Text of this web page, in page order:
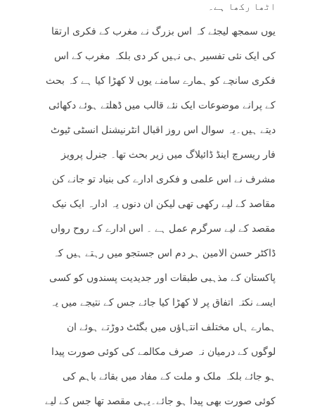
اٹھا رکھا ہے۔
یوں سمجھ لیجئے کہ اس بزرگ نے مغرب کے فکری ارتقا
کی ایک نئی تفسیر ہی نہیں کر دی بلکہ مغرب کے اس
فکری سانچے کو ہمارے سامنے یوں لا کھڑا کیا ہے کہ بحث
کے پرانے موضوعات ایک نئے قالب میں ڈھلتے ہوئے دکھائی
دیتے ہیں۔یہ سوال اس روز اقبال انٹرنیشنل انسٹی ٹیوٹ
فار ریسرچ اینڈ ڈائیلاگ میں زیر بحث تھا۔ جنرل پرویز
مشرف نے اس علمی و فکری ادارے کی بنیاد تو جانے کن
مقاصد کے لیے رکھی تھی لیکن ان دنوں یہ ادارہ ایک نیک
مقصد کے لیے سرگرم عمل ہے ۔ اس ادارے کے روح رواں
ڈاکٹر حسن الامین ہر دم اس جستجو میں رہتے ہیں کہ
پاکستان کے مذہبی طبقات اور جدیدیت پسندوں کو کسی
ایسے نکتہ اتفاق پر لا کھڑا کیا جائے جس کے نتیجے میں یہ
ہمارے ہاں مختلف انتہاؤں میں بگٹٹ دوڑتے ہوئے ان
لوگوں کے درمیان نہ صرف مکالمے کی کوئی صورت پیدا
ہو جائے بلکہ ملک و ملت کے مفاد میں بقائے باہم کی
کوئی صورت بھی پیدا ہو جائے۔یہی مقصد تھا جس کے لیے